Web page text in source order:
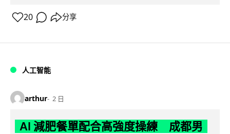
20 分享
人工智能
arthur 2 日
AI 減肥餐單配合高強度操練 成都男